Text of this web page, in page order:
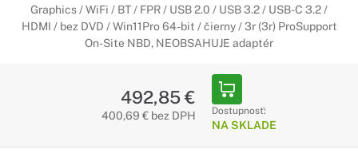
hľadajú cenovo dostupný notebook.
Pracovné notebooky Dell
Stvorené pre profesionálov
Pre profesionálne notebooky je typický vysoký výkon a
kvalitné spracovanie z prémiových materiálov. Sú určené
Graphics / WiFi / BT / FPR / USB 2.0 / USB 3.2 / USB-C 3.2 /
HDMI / bez DVD / Win11Pro 64-bit / čierny / 3r (3r) ProSupport
On-Site NBD, NEOBSAHUJE adaptér
492,85 €
400,69 € bez DPH Dostupnosť:
NA SKLADE